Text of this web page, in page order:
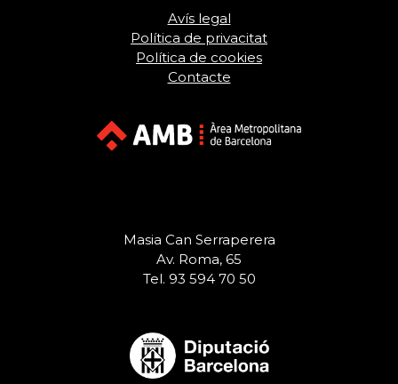
Avís legal
Política de privacitat
Política de cookies
Contacte
Masia Can Serraperera
Av. Roma, 65
Tel. 93 594 70 50